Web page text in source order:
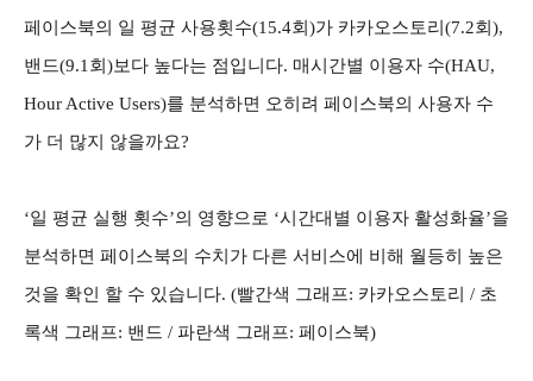
페이스북의 일 평균 사용횟수(15.4회)가 카카오스토리(7.2회),
밴드(9.1회)보다 높다는 점입니다. 매시간별 이용자 수(HAU,
Hour Active Users)를 분석하면 오히려 페이스북의 사용자 수
가 더 많지 않을까요?
‘일 평균 실행 횟수’의 영향으로 ‘시간대별 이용자 활성화율’을
분석하면 페이스북의 수치가 다른 서비스에 비해 월등히 높은
것을 확인 할 수 있습니다. (빨간색 그래프: 카카오스토리 / 초
록색 그래프: 밴드 / 파란색 그래프: 페이스북)